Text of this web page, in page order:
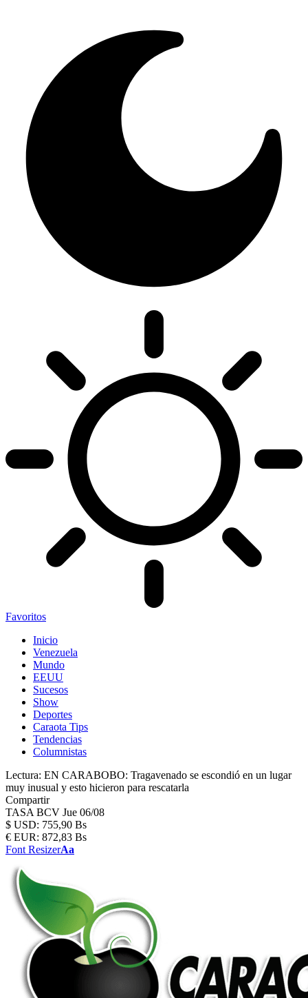
Favoritos
Inicio
Venezuela
Mundo
EEUU
Sucesos
Show
Deportes
Caraota Tips
Tendencias
Columnistas
Lectura: EN CARABOBO: Tragavenado se escondió en un lugar
muy inusual y esto hicieron para rescatarla
Compartir
TASA BCV Jue 06/08
$ USD: 755,90 Bs
€ EUR: 872,83 Bs
Font ResizerAa